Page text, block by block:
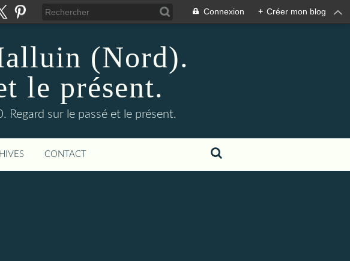
Connexion + Créer mon blog
(Nord).
le présent.
sur le passé et le présent.
CONTACT